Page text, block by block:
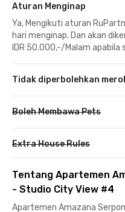
Aturan Menginap
Ya, Mengikuti aturan
hari menginap. Dan akan
IDR 50.000,-/Malam
Tidak diperbolehkan
Boleh Membawa Pets
Extra House Rules
Tentang Apartemen
- Studio City View #4
Apartemen Amazana